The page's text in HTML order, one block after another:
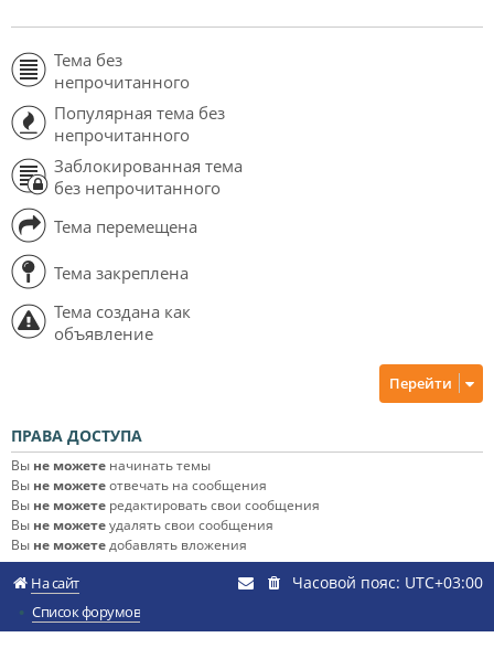
Тема без
непрочитанного
Популярная тема без
непрочитанного
Заблокированная тема
без непрочитанного
Тема перемещена
Тема закреплена
Тема создана как
объявление
Перейти
ПРАВА ДОСТУПА
Вы не можете начинать темы
Вы не можетеотвечать на сообщения
Вы не можете редактировать свои сообщения
Вы не можетеудалять свои сообщения
Вы не можетедобавлять вложения
На сайт
Список форумов
Часовой пояс: UTC+03:00